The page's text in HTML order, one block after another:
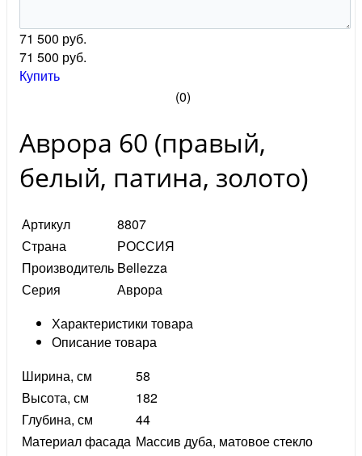
71 500 руб.
71 500 руб.
Купить
(0)
Аврора 60 (правый,
белый, патина, золото)
Артикул
8807
Страна
РОССИЯ
Производитель Bellezza
Серия
Аврора
Характеристики товара
Описание товара
Ширина, см
58
Высота, см
182
Глубина, см
44
Материал фасада Массив дуба, матовое стекло